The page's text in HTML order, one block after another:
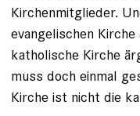
Kirchenmitglieder.
evangelischen
katholische Kirche
muss doch einmal
Kirche ist nicht die